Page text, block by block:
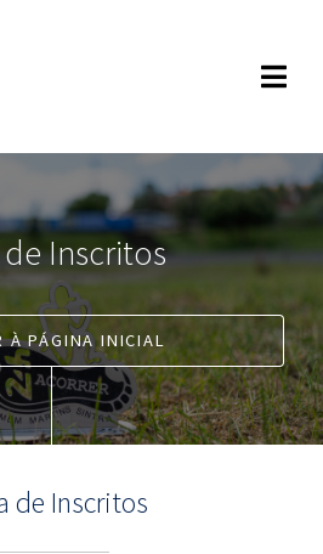
Inscritos
À PÁGINA INICIAL
de Inscritos